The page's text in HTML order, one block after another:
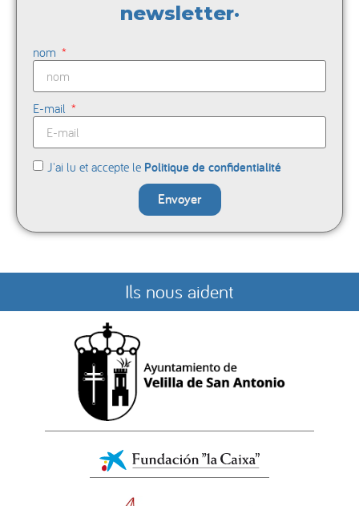
newsletter·
nom
E-mail
J'ai lu et accepte le Politique de confidentialité
Envoyer
Ils nous aident